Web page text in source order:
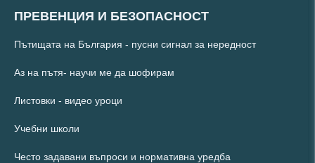
ПРЕВЕНЦИЯ И БЕЗОПАСНОСТ
Пътищата на България - пусни сигнал за нередност
Аз на пътя- научи ме да шофирам
Листовки - видео уроци
Учебни школи
Често задавани въпроси и нормативна уредба